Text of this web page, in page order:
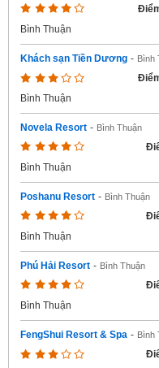
Bình Thuận
Khách sạn Tiền Dương - Bình
Bình Thuận
Novela Resort - Bình Thuận
Bình Thuận
Poshanu Resort - Bình Thuận
Bình Thuận
Phú Hải Resort - Bình Thuận
Bình Thuận
FengShui Resort & Spa - Bình